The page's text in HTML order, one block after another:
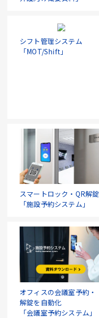
シフト管理システム
「MOT/Shift」
スマートロック・QR解錠
「施設予約システム」
オフィスの会議室予約・
解錠を自動化
「会議室予約システム」